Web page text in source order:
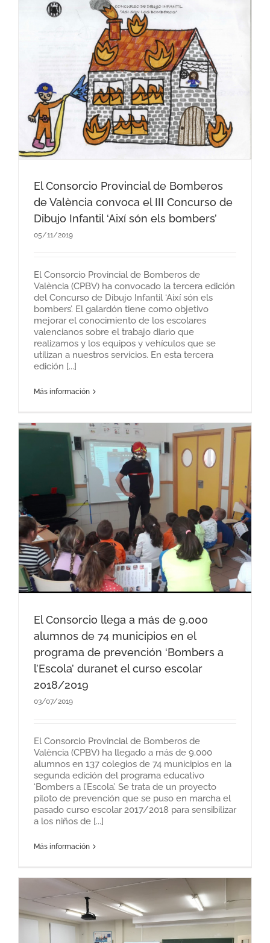
El Consorcio Provincial de Bomberos
de València convoca el III Concurso de
Dibujo Infantil ‘Així són els bombers’
05/11/2019
El Consorcio Provincial de Bomberos de
València (CPBV) ha convocado la tercera edición
del Concurso de Dibujo Infantil ‘Així són els
bombers’. El galardón tiene como objetivo
mejorar el conocimiento de los escolares
valencianos sobre el trabajo diario que
realizamos y los equipos y vehículos que se
utilizan a nuestros servicios. En esta tercera
edición [...]
Más información
El Consorcio llega a más de 9.000
alumnos de 74 municipios en el
programa de prevención ‘Bombers a
l’Escola’ duranet el curso escolar
2018/2019
03/07/2019
El Consorcio Provincial de Bomberos de
València (CPBV) ha llegado a más de 9.000
alumnos en 137 colegios de 74 municipios en la
segunda edición del programa educativo
‘Bombers a l’Escola’. Se trata de un proyecto
piloto de prevención que se puso en marcha el
pasado curso escolar 2017/2018 para sensibilizar
a los niños de [...]
Más información